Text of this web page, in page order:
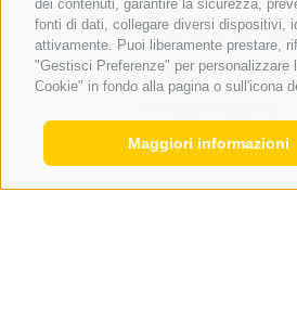
dei contenuti, garantire la sicurezza,
fonti di dati, collegare diversi dispositivi,
attivamente. Puoi liberamente prestare,
"Gestisci Preferenze" per
Cookie" in fondo alla pagina o sull'icona
Maggiori informazioni
08/08/2026 | Festa
08/08/2026 | Festa
08/08/2026 | Maria